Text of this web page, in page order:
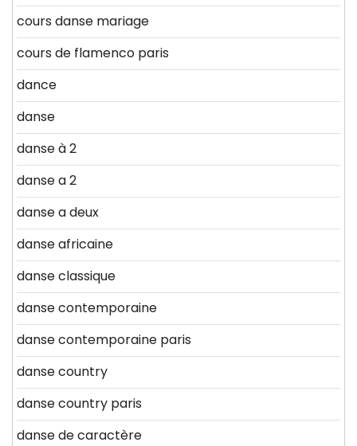
cours danse mariage
cours de flamenco paris
dance
danse
danse à 2
danse a 2
danse a deux
danse africaine
danse classique
danse contemporaine
danse contemporaine paris
danse country
danse country paris
danse de caractère